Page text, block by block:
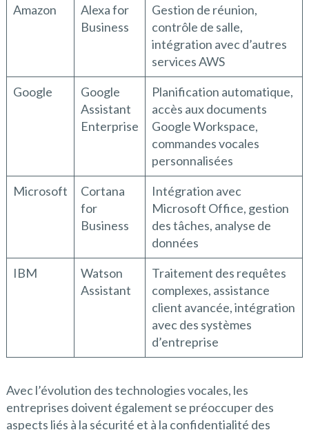
Amazon
Alexa for
Business
Gestion de réunion,
contrôle de salle,
intégration avec d’autres
services AWS
Google
Google
Assistant
Enterprise
Planification automatique,
accès aux documents
Google Workspace,
commandes vocales
personnalisées
Microsoft
Cortana
for
Business
Intégration avec
Microsoft Office, gestion
des tâches, analyse de
données
IBM
Watson
Assistant
Traitement des requêtes
complexes, assistance
client avancée, intégration
avec des systèmes
d’entreprise
Avec l’évolution des technologies vocales, les
entreprises doivent également se préoccuper des
aspects liés à la sécurité et à la confidentialité des